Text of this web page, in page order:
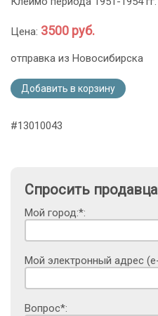
Цена: 3500 руб.
отправка из Новосибирска
Добавить в корзину
#13010043
Спросить
Мой город:*:
Мой электронный адрес
Вопрос*: